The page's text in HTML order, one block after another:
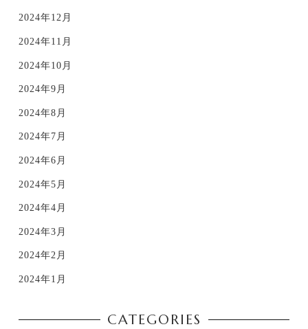
2024年12月
2024年11月
2024年10月
2024年9月
2024年8月
2024年7月
2024年6月
2024年5月
2024年4月
2024年3月
2024年2月
2024年1月
CATEGORIES